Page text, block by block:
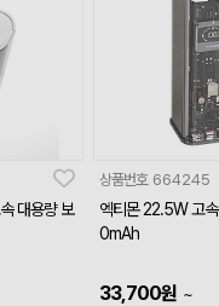
대용량 보
상품번호 664245
엑티몬 22.5W 고
0mAh
33,700원 ~